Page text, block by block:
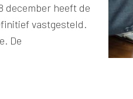
december heeft de
vastgesteld.
De